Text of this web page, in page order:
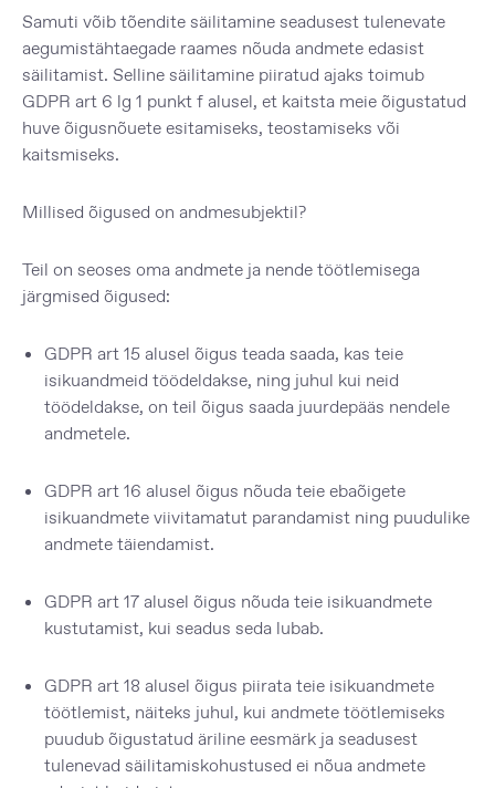
Samuti võib tõendite säilitamine seadusest tulenevate
aegumistähtaegade raames nõuda andmete edasist
säilitamist. Selline säilitamine piiratud ajaks toimub
GDPR art 6 lg 1 punkt f alusel, et kaitsta meie õigustatud
huve õigusnõuete esitamiseks, teostamiseks või
kaitsmiseks.
Millised õigused on andmesubjektil?
Teil on seoses oma andmete ja nende töötlemisega
järgmised õigused:
GDPR art 15 alusel õigus teada saada, kas teie
isikuandmeid töödeldakse, ning juhul kui neid
töödeldakse, on teil õigus saada juurdepääs nendele
andmetele.
GDPR art 16 alusel õigus nõuda teie ebaõigete
isikuandmete viivitamatut parandamist ning puudulike
andmete täiendamist.
GDPR art 17 alusel õigus nõuda teie isikuandmete
kustutamist, kui seadus seda lubab.
GDPR art 18 alusel õigus piirata teie isikuandmete
töötlemist, näiteks juhul, kui andmete töötlemiseks
puudub õigustatud äriline eesmärk ja seadusest
tulenevad säilitamiskohustused ei nõua andmete